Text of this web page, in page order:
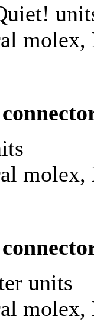
molex,
molex,
units
molex,